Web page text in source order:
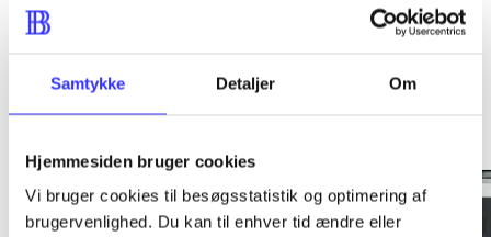
Samtykke Detaljer Om
Hjemmesiden bruger cookies
Vi bruger cookies til besøgsstatistik og optimering af
brugervenlighed. Du kan til enhver tid ændre eller
Minder om